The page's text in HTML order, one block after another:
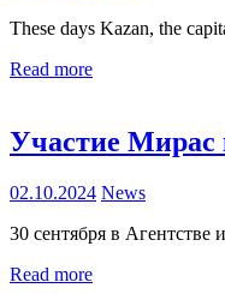
These days Kazan, the
Read more
Участие Мирас
02.10.2024 News
30 сентября в Агентстве
Read more